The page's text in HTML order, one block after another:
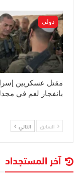
دولي
مقتل عسكريين
بانفجار لغم في
السابق التالي
آخر المستجداد